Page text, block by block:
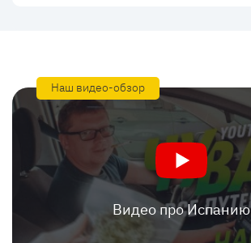
Наш видео-обзор
Видео про Испанию